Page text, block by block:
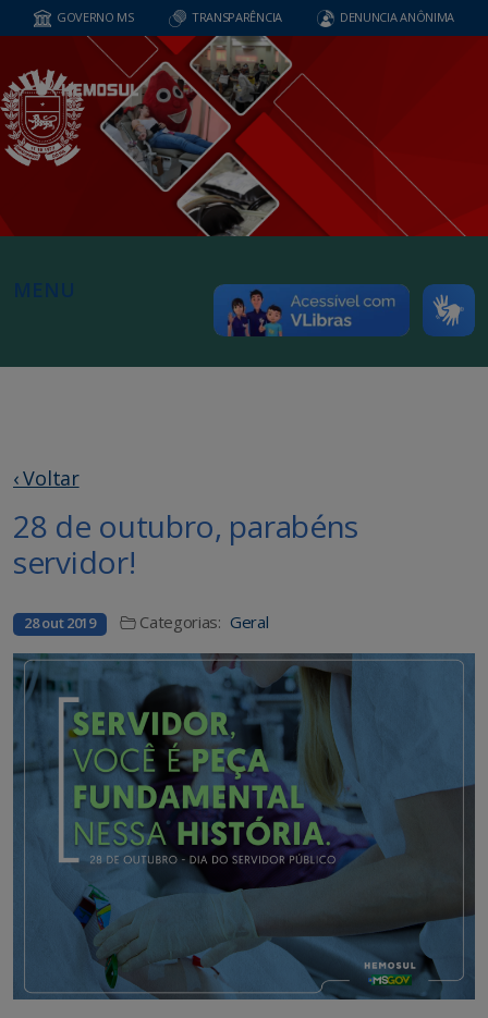
GOVERNO MS TRANSPARÊNCIA DENUNCIA ANÔNIMA
MENU
‹ Voltar
28 de outubro, parabéns
servidor!
28 out 2019 Categorias: Geral